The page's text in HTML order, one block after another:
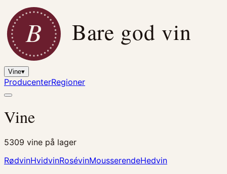
B Bare god vin
Vine▾
ProducenterRegioner
Vine
5309 vine på lager
RødvinHvidvinRosévinMousserendeHedvin